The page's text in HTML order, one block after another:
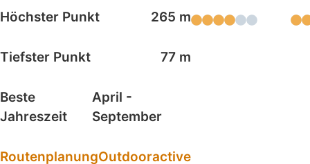
Höchster Punkt 265 m
Tiefster Punkt 77 m
Beste
Jahreszeit
April -
September
RoutenplanungOutdooractive